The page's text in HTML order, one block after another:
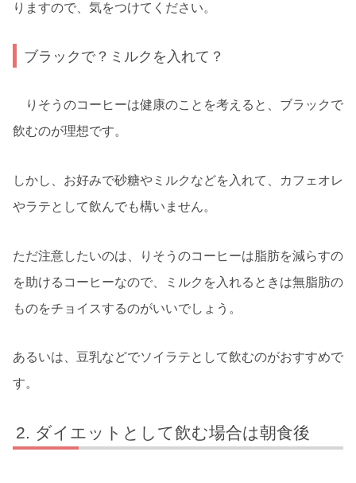
りますので、気をつけてください。
ブラックで？ミルクを入れて？
りそうのコーヒーは健康のことを考えると、ブラックで
飲むのが理想です。
しかし、お好みで砂糖やミルクなどを入れて、カフェオレ
やラテとして飲んでも構いません。
ただ注意したいのは、りそうのコーヒーは脂肪を減らすの
を助けるコーヒーなので、ミルクを入れるときは無脂肪の
ものをチョイスするのがいいでしょう。
あるいは、豆乳などでソイラテとして飲むのがおすすめで
す。
ダイエットとして飲む場合は朝食後